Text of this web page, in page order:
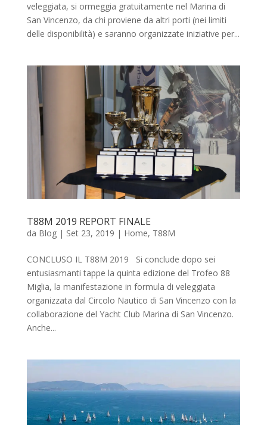
veleggiata, si ormeggia gratuitamente nel Marina di
San Vincenzo, da chi proviene da altri porti (nei limiti
delle disponibilità) e saranno organizzate iniziative per...
T88M 2019 REPORT FINALE
da Blog| Set 23, 2019 | Home, T88M
CONCLUSO IL T88M 2019 Si conclude dopo sei
entusiasmanti tappe la quinta edizione del Trofeo 88
Miglia, la manifestazione in formula di veleggiata
organizzata dal Circolo Nautico di San Vincenzo con la
collaborazione del Yacht Club Marina di San Vincenzo.
Anche...